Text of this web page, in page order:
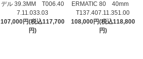
デル 39.3MM T006.40
7.11.033.03
107,000円(税込117,700
円)
ERMATIC 80 40mm
T137.407.11.351.00
108,000円(税込118,800
円)